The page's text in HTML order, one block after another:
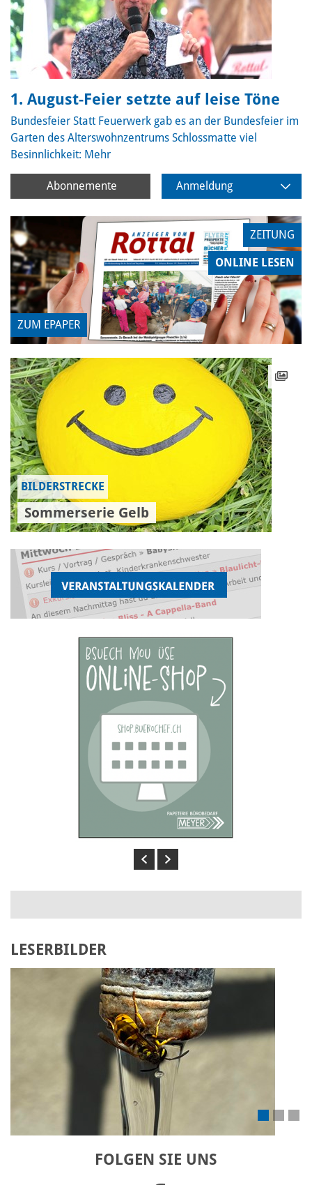
1. August-Feier setzte auf leise Töne
Bundesfeier Statt Feuerwerk gab es an der Bundesfeier im
Garten des Alterswohnzentrums Schlossmatte viel
Besinnlichkeit: Mehr
Abonnemente Anmeldung
ZUM EPAPER
ZEITUNG
ONLINE LESEN
BILDERSTRECKE
Sommerserie Gelb
Previous
Next
LESERBILDER
Laden Sie Ihr eigenes Bild hoch
FOLGEN SIE UNS